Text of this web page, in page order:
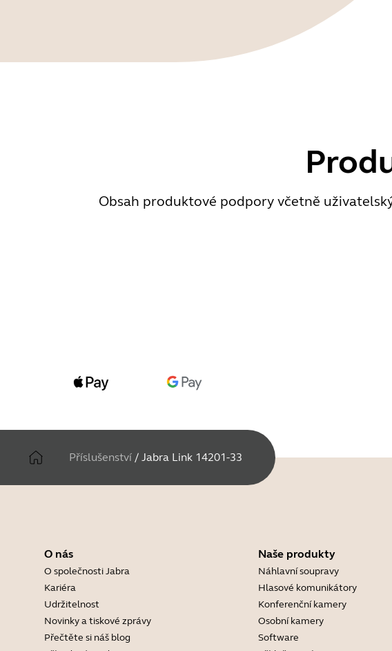
Obsah produktové podpory včetně
Příslušenství / Jabra Link 14201-33
O nás
O společnosti Jabra
Kariéra
Udržitelnost
Novinky a tiskové zprávy
Přečtěte si náš blog
Naše produkty
Náhlavní soupravy
Hlasové komunikátory
Konferenční kamery
Osobní kamery
Software